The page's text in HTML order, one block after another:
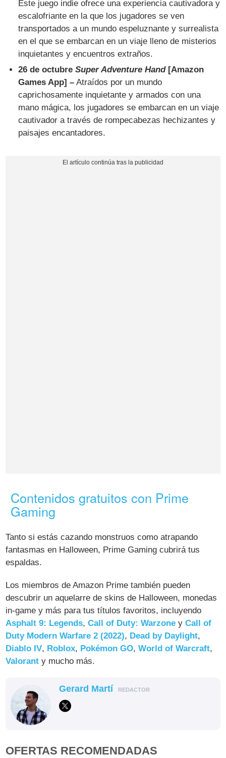
Este juego indie ofrece una experiencia cautivadora y
escalofriante en la que los jugadores se ven
transportados a un mundo espeluznante y surrealista
en el que se embarcan en un viaje lleno de misterios
inquietantes y encuentros extraños.
26 de octubreSuper Adventure Hand[Amazon
Games App] – Atraídos por un mundo
caprichosamente inquietante y armados con una
mano mágica, los jugadores se embarcan en un viaje
cautivador a través de rompecabezas hechizantes y
paisajes encantadores.
Contenidos gratuitos con Prime
Gaming
Tanto si estás cazando monstruos como atrapando
fantasmas en Halloween, Prime Gaming cubrirá tus
espaldas.
Los miembros de Amazon Prime también pueden
descubrir un aquelarre de skins de Halloween, monedas
in-game y más para tus títulos favoritos, incluyendo
Asphalt 9: Legends,Call of Duty: Warzone yCall of
Duty Modern Warfare 2 (2022), Dead by Daylight,
Diablo IV, Roblox, Pokémon GO,World of Warcraft,
Valorant y mucho más.
Gerard Martí REDACTOR
OFERTAS RECOMENDADAS